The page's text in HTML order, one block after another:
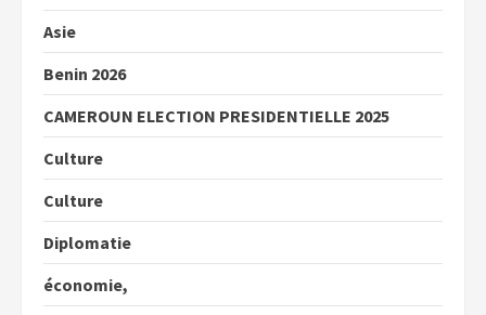
Asie
Benin 2026
CAMEROUN ELECTION PRESIDENTIELLE 2025
Culture
Culture
Diplomatie
économie,